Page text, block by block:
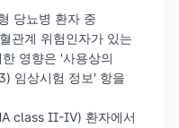
당뇨병 환자 중
관계 위험인자가 있는
영향은 '사용상의
임상시험 정보' 항을
class II-IV) 환자에서